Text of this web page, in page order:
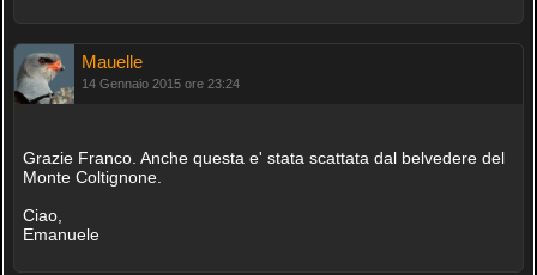
Mauelle
14 Gennaio 2015 ore 23:24
Grazie Franco. Anche questa e' stata scattata dal belvedere del
Monte Coltignone.
Ciao,
Emanuele